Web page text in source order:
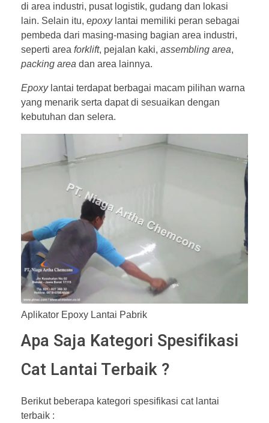
di area industri, pusat logistik, gudang dan lokasi
lain. Selain itu, epoxy lantai memiliki peran sebagai
pembeda dari masing-masing bagian area industri,
seperti area forklift, pejalan kaki, assembling area,
packing area dan area lainnya.
Epoxy lantai terdapat berbagai macam pilihan warna
yang menarik serta dapat di sesuaikan dengan
kebutuhan dan selera.
Aplikator Epoxy Lantai Pabrik
Apa Saja Kategori Spesifikasi
Cat Lantai Terbaik ?
Berikut beberapa kategori spesifikasi cat lantai
terbaik :